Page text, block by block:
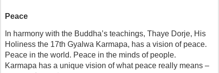
Karmapa has a unique vision of what peace really means –
a state of complete awareness.
How to achieve such peace? Karmapa teaches that to
achieve peace – be it personal peace, or world peace – we
must first cultivate ourInner Wealth.